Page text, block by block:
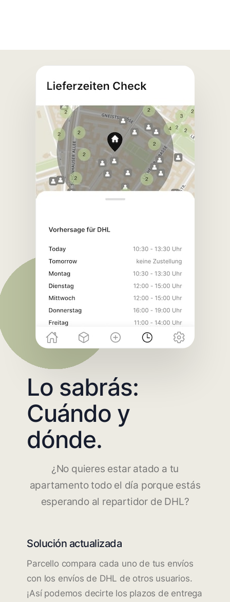
Lo sabrás:
Cuándo y
dónde.
¿No quieres estar atado a tu
apartamento todo el día porque estás
esperando al repartidor de DHL?
Solución actualizada
Parcello compara cada uno de tus envíos
con los envíos de DHL de otros usuarios.
¡Así podemos decirte los plazos de entrega